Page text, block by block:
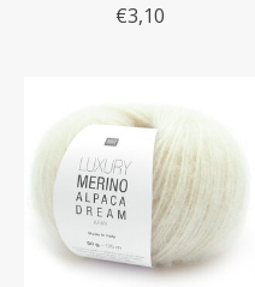
€3,10